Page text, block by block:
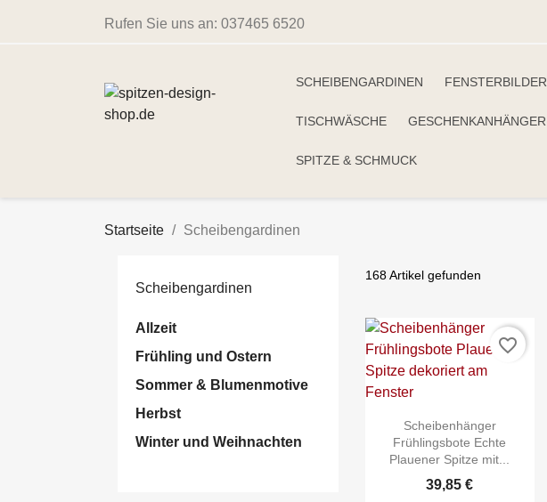
Rufen Sie uns an: 037465 6520
SCHEIBENGARDINEN FENSTERBILDER
TISCHWÄSCHE GESCHENKANHÄNGER
SPITZE & SCHMUCK
Startseite Scheibengardinen
Scheibengardinen
Allzeit
Frühling und Ostern
Sommer & Blumenmotive
Herbst
Winter und Weihnachten
168 Artikel gefunden
Scheibenhänger
Frühlingsbote Echte
Plauener Spitze mit...
39,85 €
favorite_border